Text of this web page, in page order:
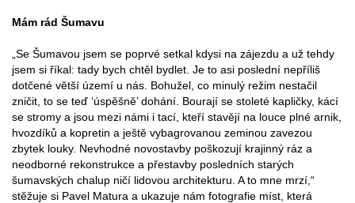
Mám rád Šumavu
„Se Šumavou jsem se poprvé setkal kdysi na zájezdu a už tehdy
jsem si říkal: tady bych chtěl bydlet. Je to asi poslední nepříliš
dotčené větší území u nás. Bohužel, co minulý režim nestačil
zničit, to se teď ‘úspěšně’ dohání. Bourají se stoleté kapličky, kácí
se stromy a jsou mezi námi i tací, kteří stavějí na louce plné arnik,
hvozdíků a kopretin a ještě vybagrovanou zeminou zavezou
zbytek louky. Nevhodné novostavby poškozují krajinný ráz a
neodborné rekonstrukce a přestavby posledních starých
šumavských chalup ničí lidovou architekturu. A to mne mrzí,“
stěžuje si Pavel Matura a ukazuje nám fotografie míst, která